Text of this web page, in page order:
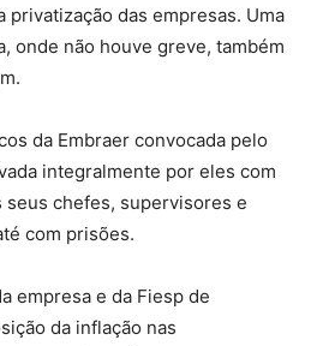
das empresas. Uma
onde não houve greve, também
da Embraer convocada pelo
integralmente por eles com
seus chefes, supervisores e
com prisões.
empresa e da Fiesp de
da inflação nas